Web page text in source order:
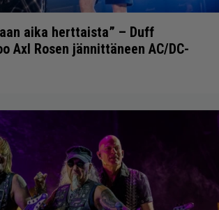
aika herttaista” – Duff
Axl Rosen jännittäneen AC/DC-